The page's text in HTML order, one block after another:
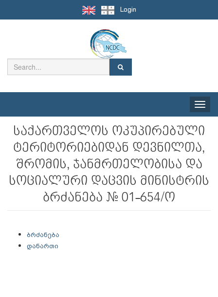
Login
Toggle
საქართველოს ოკუპირებული
ტერიტორიებიდან დევნილთა,
შრომის, ჯანმრთელობისა და
სოციალური დაცვის მინისტრის
ბრძანება № 01-654/ო
ბრძანება
დანართი